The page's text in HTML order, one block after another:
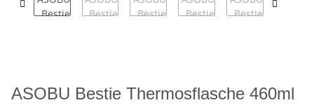
ASOBU Bestie Thermosflasche 460ml